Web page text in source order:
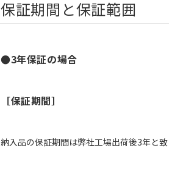
保証期間と保証範囲
●3年保証の場合
［保証期間］
納入品の保証期間は弊社工場出荷後3年と